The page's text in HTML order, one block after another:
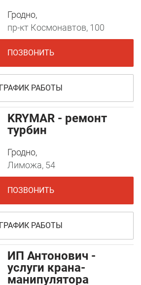
Гродно,
пр-кт Космонавтов, 100
ПОЗВОНИТЬ
ГРАФИК РАБОТЫ
KRYMAR - ремонт
турбин
Гродно,
Лиможа, 54
ПОЗВОНИТЬ
ГРАФИК РАБОТЫ
ИП Антонович -
услуги крана-
манипулятора